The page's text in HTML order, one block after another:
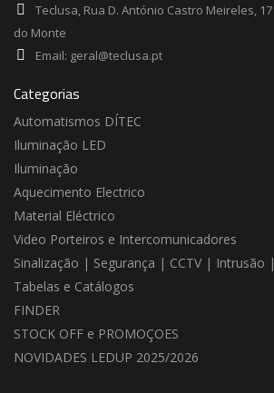
Teclusa, Rua D. António Castro Meireles,
do Monte
Email: geral@teclusa.pt
Categorias
Automatismos DÍTEC
Iluminação LED
Iluminação
Aquecimento Electrico
Material Eléctrico
Video Porteiros e Intercomunicadores
Sinalização | Segurança | CCTV | Intrusão
Tabelas e Catálogos
FINDER
STOCK OFF e PROMOÇOES
NOVIDADES LEDUP 2025/2026